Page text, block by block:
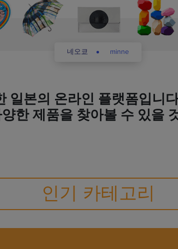
네오쿄 minne
일본의 온라인 플랫폼입니
한 제품을 찾아볼 수 있을
인기 카테고리